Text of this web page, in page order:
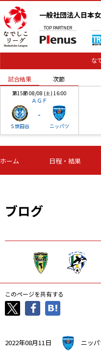
一般社団法人日本
TOP PARTNER
な
試合結果 次節
第15節 08/08 (土) 16:00
ＡＧＦ
Ｓ世田谷
-
ニッパツ
第16節 09/05 (土) 15:00
ニッパツ
-
第
試合結果 次節
ホーム 日程・結果
ブログ
このページを共有する
2022年08月11日 ニッ